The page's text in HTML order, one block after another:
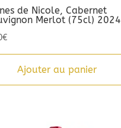
de Nicole, Cabernet
Merlot (75cl) 2024
€
Ajouter au panier